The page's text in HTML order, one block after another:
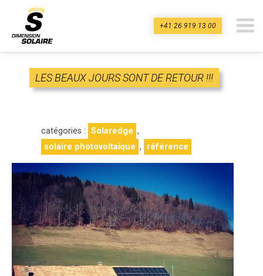
+41 26 919 13 00
LES BEAUX JOURS SONT DE RETOUR !!!
catégories : Solaredge ,
solaire photovoltaïque , référence